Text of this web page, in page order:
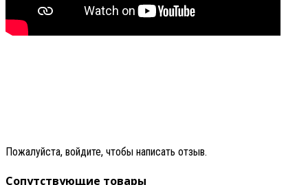
Пожалуйста, войдите, чтобы написать отзыв.
Сопутствующие товары